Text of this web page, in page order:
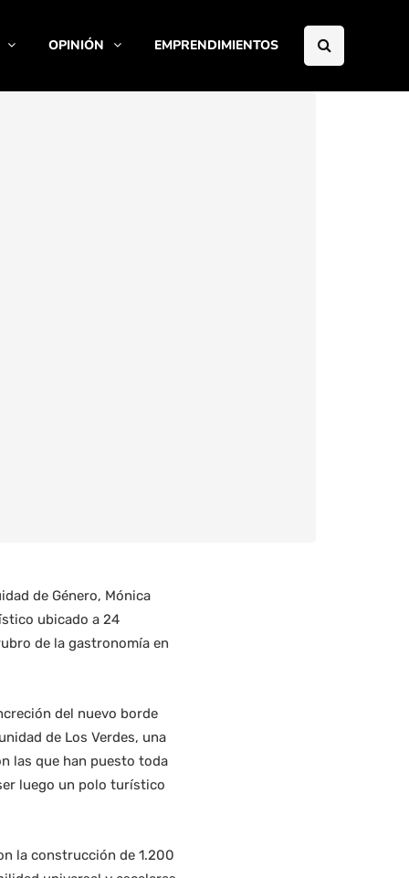
OPINIÓN EMPRENDIMIENTOS
de Género, Mónica
ubicado a 24
de la gastronomía en
del nuevo borde
de Los Verdes, una
las que han puesto toda
luego un polo turístico
la construcción de 1.200